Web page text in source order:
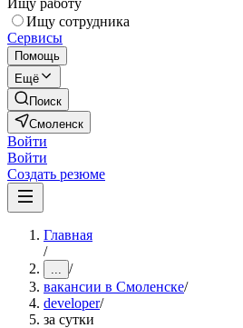
Ищу работу
Ищу сотрудника
Сервисы
Помощь
Ещё
Поиск
Смоленск
Войти
Войти
Создать резюме
Главная
/
... /
вакансии в Смоленске/
developer/
за сутки